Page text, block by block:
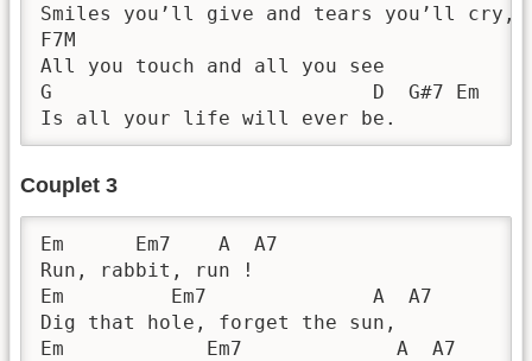
Smiles you’ll give and tears you’ll cry,
F7M
All you touch and all you see
G                           D  G#7 Em
Is all your life will ever be.
Couplet 3
Em      Em7    A  A7
Run, rabbit, run !
Em         Em7              A  A7
Dig that hole, forget the sun,
Em            Em7             A  A7